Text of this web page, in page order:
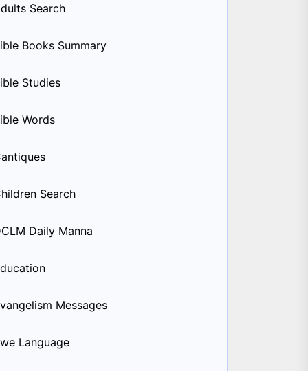
Search
Books Summary
Studies
Words
Search
Daily Manna
Messages
Language